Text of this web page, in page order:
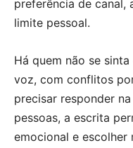
preferência de canal,
limite pessoal.
Há quem não se
voz, com conflitos
precisar responder
pessoas, a escrita
emocional e escolher